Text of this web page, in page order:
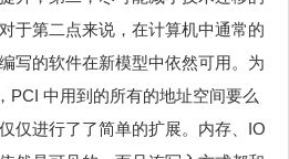
于第二点来说，在计算机中通常的
写的软件在新模型中依然可用。为
PCI 中用到的所有的地址空间要么
仅进行了了简单的扩展。内存、IO